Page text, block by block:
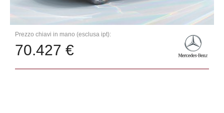
Prezzo chiavi in mano (esclusa ipt):
70.427 €